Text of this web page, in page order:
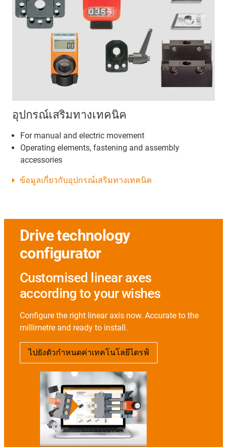
อุปกรณ์เสริมทางเทคนิค
For manual and electric movement
Operating elements, fastening and assembly
accessories
ข้อมูลเกี่ยวกับอุปกรณ์เสริมทางเทคนิค
Drive technology
configurator
Customised linear axes
according to your wishes
Configure the right linear axis now. Accurate to the
millimetre and ready to install.
ไปยังตัวกำหนดค่าเทคโนโลยีไดรฟ์